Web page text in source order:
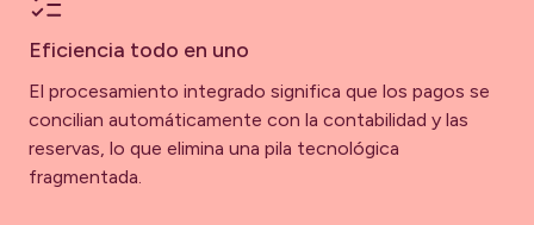
Eficiencia todo en uno
El procesamiento integrado significa que los pagos se
concilian automáticamente con la contabilidad y las
reservas, lo que elimina una pila tecnológica
fragmentada.